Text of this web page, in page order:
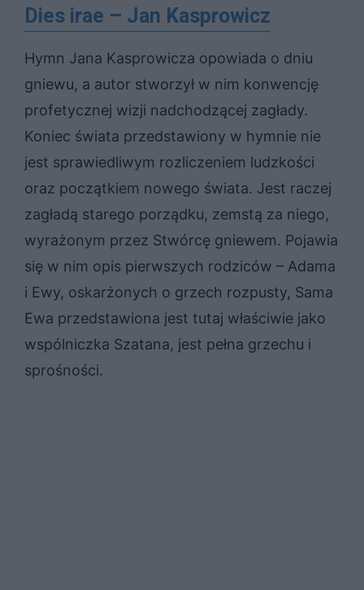
Dies irae – Jan Kasprowicz
Hymn Jana Kasprowicza opowiada o dniu
gniewu, a autor stworzył w nim konwencję
profetycznej wizji nadchodzącej zagłady.
Koniec świata przedstawiony w hymnie nie
jest sprawiedliwym rozliczeniem ludzkości
oraz początkiem nowego świata. Jest raczej
zagładą starego porządku, zemstą za niego,
wyrażonym przez Stwórcę gniewem. Pojawia
się w nim opis pierwszych rodziców – Adama
i Ewy, oskarżonych o grzech rozpusty, Sama
Ewa przedstawiona jest tutaj właściwie jako
wspólniczka Szatana, jest pełna grzechu i
sprośności.